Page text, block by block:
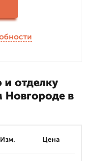
и отделку
Новгороде в
Цена